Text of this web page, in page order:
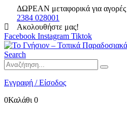
ΔΩΡΕΑΝ μεταφορικά για
2384 028001
Ακολουθήστε μας!
Facebook Instagram Tiktok
Search
Εγγραφή / Είσοδος
0Καλάθι 0